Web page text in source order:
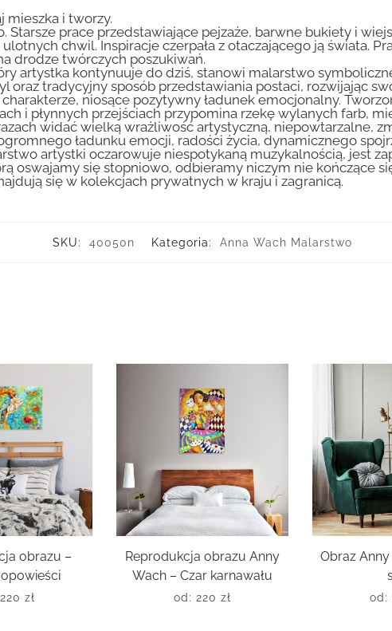
mieszka i tworzy.
prace przedstawiające pejzaże, barwne bukiety i
chwil. Inspiracje czerpała z otaczającego ją świata.
drodze twórczych poszukiwań.
artystka kontynuuje do dziś, stanowi malarstwo
tradycyjny sposób przedstawiania postaci, rozwijając
niosące pozytywny ładunek emocjonalny.
i płynnych przejściach przypomina rzekę wylanych farb,
widać wielką wrażliwość artystyczną, niepowtarzalne,
ładunku emocji, radości życia, dynamicznego
artystki oczarowuje niespotykaną muzykalnością, jest
oswajamy się stopniowo, odbieramy niczym nie kończące
się w kolekcjach prywatnych w kraju i zagranicą.
SKU: 40050n Kategoria: Anna Wach Malarstwo
obrazu –
220 zł
Reprodukcja obrazu Anny
Wach – Czar karnawału
od: 220 zł
Obraz Anny
od: